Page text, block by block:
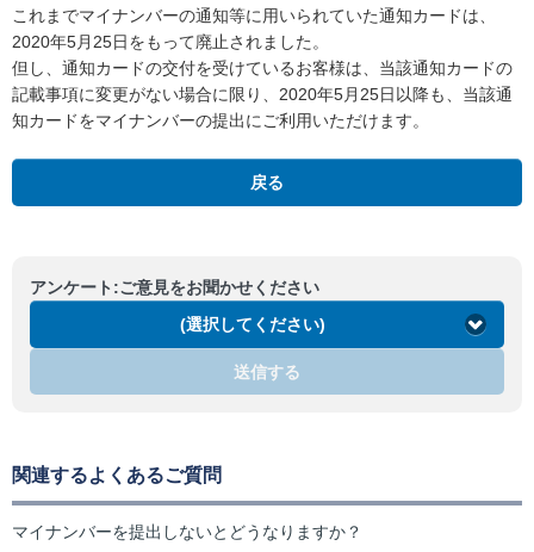
これまでマイナンバーの通知等に用いられていた通知カードは、
2020年5月25日をもって廃止されました。
但し、通知カードの交付を受けているお客様は、当該通知カードの
記載事項に変更がない場合に限り、2020年5月25日以降も、当該通
知カードをマイナンバーの提出にご利用いただけます。
戻る
アンケート:ご意見をお聞かせください
(選択してください)
送信する
関連するよくあるご質問
マイナンバーを提出しないとどうなりますか？